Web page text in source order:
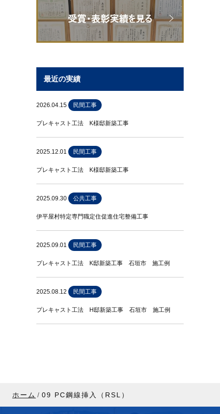
最近の実績
2026.04.15 民間工事
プレキャスト工法 K様邸新築工事
2025.12.01 民間工事
プレキャスト工法 K様邸新築工事
2025.09.30 公共工事
伊平屋村特定専門職定住促進住宅整備工事
2025.09.01 民間工事
プレキャスト工法 K邸新築工事 石垣市 施工例
2025.08.12 民間工事
プレキャスト工法 H邸新築工事 石垣市 施工例
ホーム 09 PC鋼線挿入（RSL）